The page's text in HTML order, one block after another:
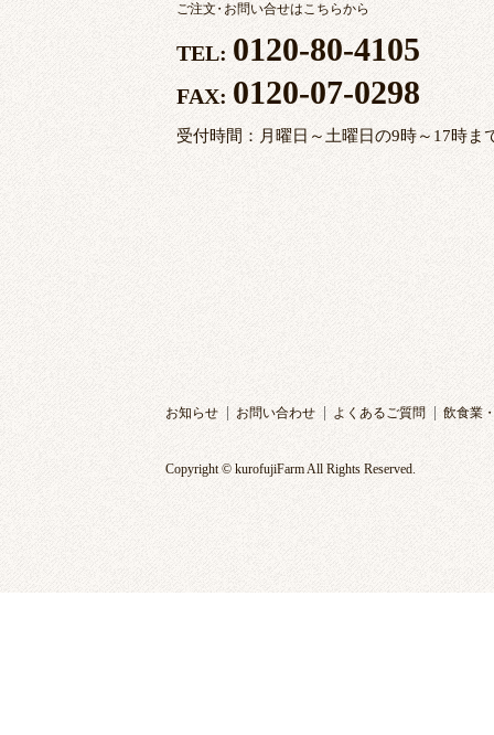
ご注文・お問い合せはこちらから
TEL: 0120-80-4105
FAX: 0120-07-0298
受付時間：月曜日～土曜日の9時～17時ま
お知らせ お問い合わせ よくあるご質問 飲食業
Copyright © kurofujiFarm All Rights Reserved.